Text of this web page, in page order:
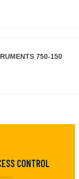
750-150
CONTROL